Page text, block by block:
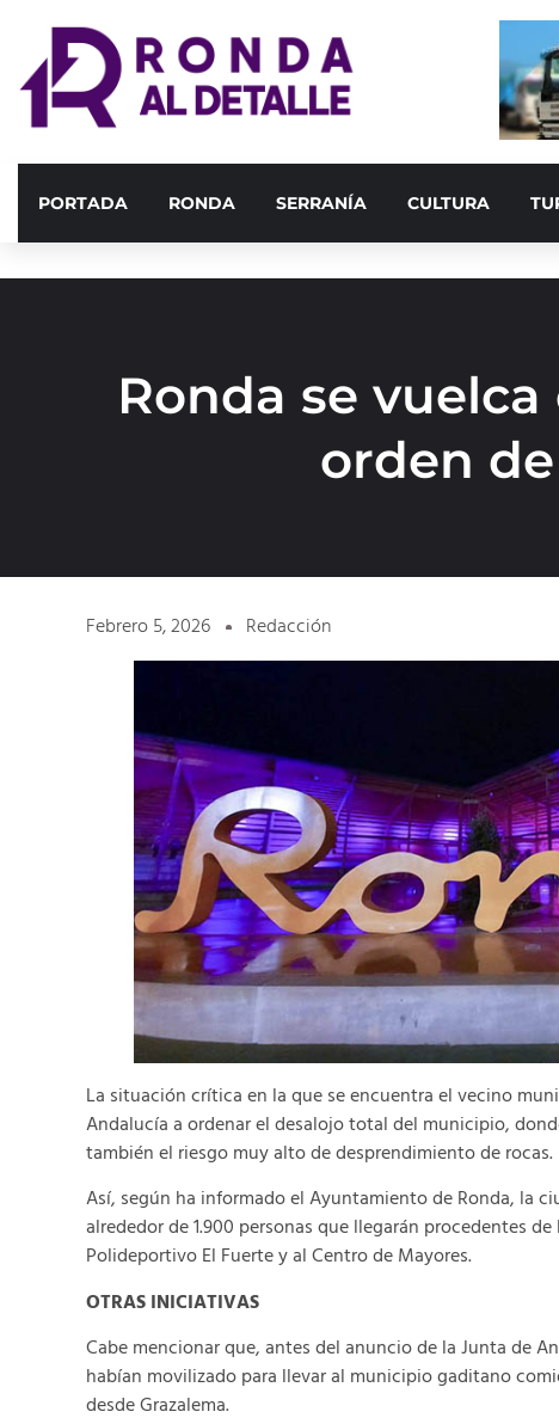
PORTADA RONDA SERRANÍA CULTURA
Ronda se
orden
Febrero 5, 2026 Redacción
La situación crítica en la que se encuentra el vecino
Andalucía a ordenar el desalojo total del municipio,
también el riesgo muy alto de desprendimiento de rocas.
Así, según ha informado el Ayuntamiento de Ronda, la
alrededor de 1.900 personas que llegarán procedentes
Polideportivo El Fuerte y al Centro de Mayores.
OTRAS INICIATIVAS
Cabe mencionar que, antes del anuncio de la Junta de
habían movilizado para llevar al municipio gaditano
desde Grazalema.